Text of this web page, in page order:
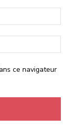
:*
:
ce navigateur